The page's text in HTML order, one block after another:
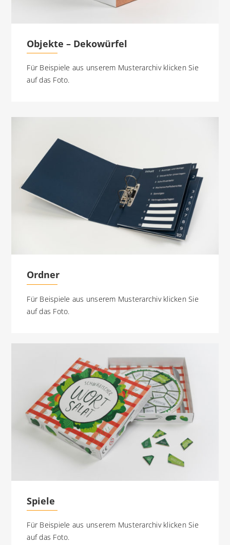
Objekte – Dekowürfel
Für Beispiele aus unserem Musterarchiv klicken Sie
auf das Foto.
Ordner
Für Beispiele aus unserem Musterarchiv klicken Sie
auf das Foto.
Spiele
Für Beispiele aus unserem Musterarchiv klicken Sie
auf das Foto.